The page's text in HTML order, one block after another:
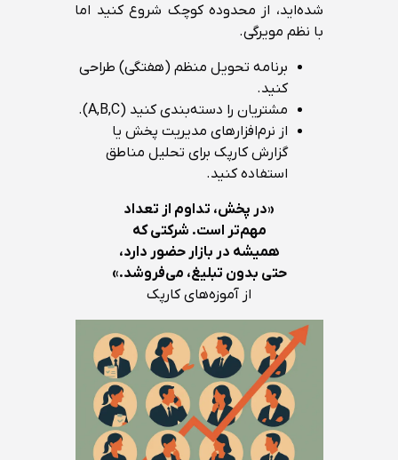
شده‌اید، از محدوده کوچک شروع کنید اما
با نظم مویرگی.
برنامه تحویل منظم (هفتگی) طراحی
کنید.
مشتریان را دسته‌بندی کنید (A,B,C).
از نرم‌افزارهای مدیریت پخش یا
گزارش کارپک برای تحلیل مناطق
استفاده کنید.
«در پخش، تداوم از تعداد
مهم‌تر است. شرکتی که
همیشه در بازار حضور دارد،
حتی بدون تبلیغ، می‌فروشد.»
از آموزه‌های کارپک